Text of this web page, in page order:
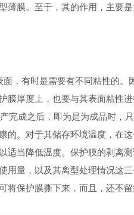
薄膜。至于，其的作用，主要
，有时是需要有不同粘性的
膜厚度上，也要与其表面粘性
完成之后，即为是为成品时，
的。对于其储存环境温度，在
适当降低温度。保护膜的剥离
用量，以及其离型处理情况这
将保护膜撕下来，而且，还不留